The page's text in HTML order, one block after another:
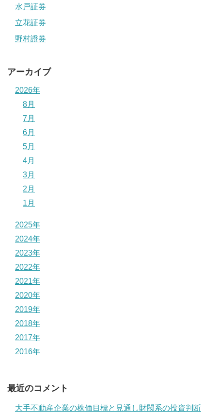
水戸証券
立花証券
野村證券
アーカイブ
2026年
8月
7月
6月
5月
4月
3月
2月
1月
2025年
2024年
2023年
2022年
2021年
2020年
2019年
2018年
2017年
2016年
最近のコメント
大手不動産企業の株価目標と見通し財閥系の投資判断